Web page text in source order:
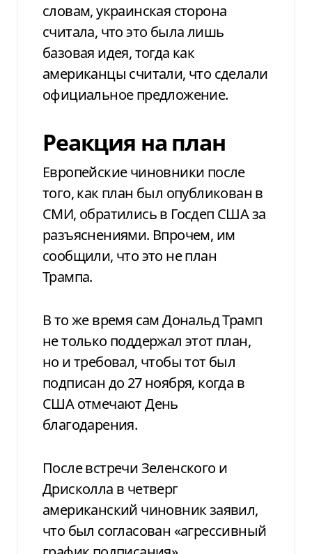
словам, украинская сторона
считала, что это была лишь
базовая идея, тогда как
американцы считали, что сделали
официальное предложение.
Реакция на план
Европейские чиновники после
того, как план был опубликован в
СМИ, обратились в Госдеп США за
разъяснениями. Впрочем, им
сообщили, что это не план
Трампа.
В то же время сам Дональд Трамп
не только поддержал этот план,
но и требовал, чтобы тот был
подписан до 27 ноября, когда в
США отмечают День
благодарения.
После встречи Зеленского и
Дрисколла в четверг
американский чиновник заявил,
что был согласован «агрессивный